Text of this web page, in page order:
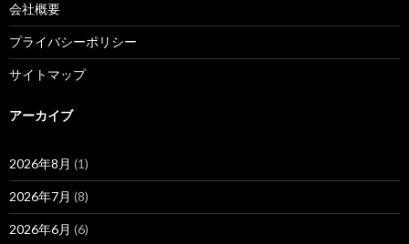
会社概要
プライバシーポリシー
サイトマップ
アーカイブ
2026年8月 (1)
2026年7月 (8)
2026年6月 (6)